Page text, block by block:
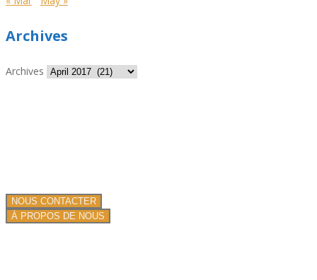
Archives
Archives
NOUS CONTACTER
À PROPOS DE NOUS